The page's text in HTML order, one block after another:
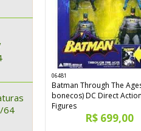
64
06481
Batman Through The
bonecos) DC Direct
Figures
R$ 699,00